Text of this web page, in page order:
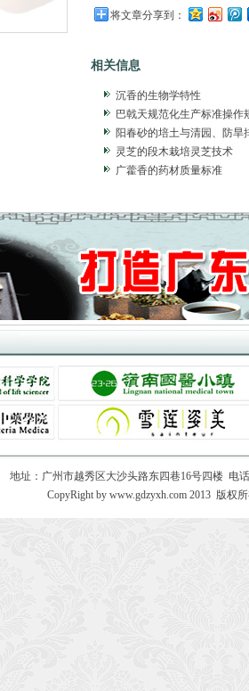
将文章分享到：
相关信息
沉香的生物学特性
巴戟天规范化生产标准操作
阳春砂的培土与清园、防旱
灵芝的段木栽培灵芝技术
广藿香的药材质量标准
地址：广州市越秀区大沙头路东四巷16号四楼 电话
CopyRight by www.gdzyxh.com 2013 版